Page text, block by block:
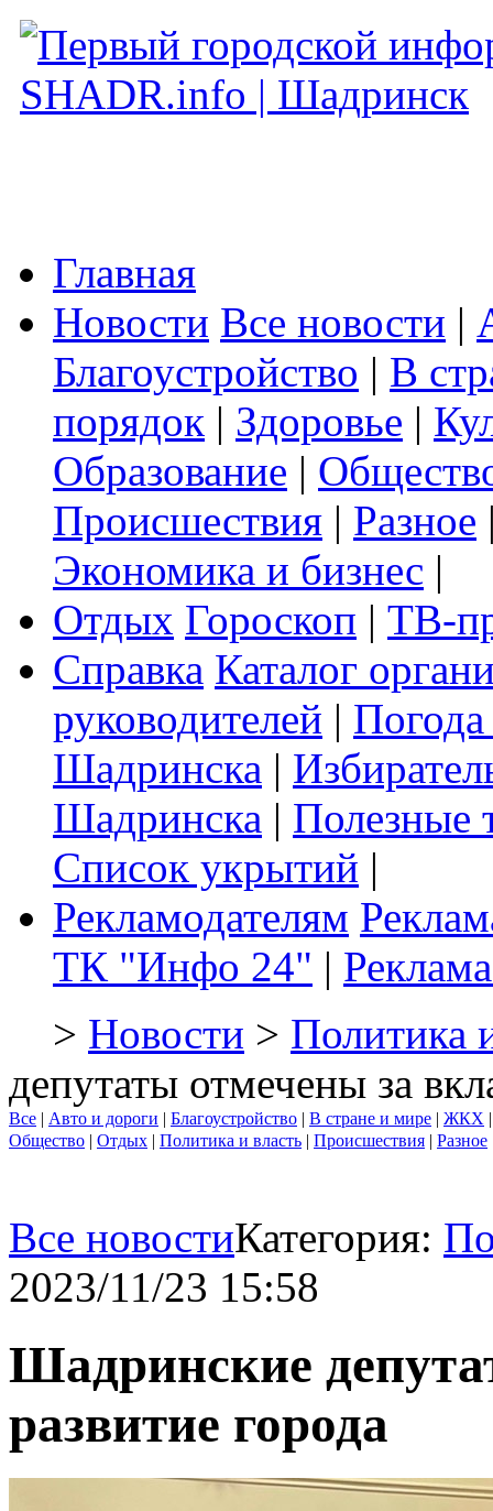
Главная
Новости Все новости |
Благоустройство | В
порядок | Здоровье |
Образование |
Происшествия | Разное
Экономика и бизнес |
Отдых Гороскоп | ТВ-
Справка Каталог
руководителей |
Шадринска |
Шадринска | Полезные
Список укрытий |
Рекламодателям
ТК "Инфо 24" |
> Новости > Политика
депутаты отмечены за
Все | Авто и дороги | Благоустройство | В стране и мире | ЖКХ
Общество | Отдых | Политика и власть | Происшествия | Разное
Все новостиКатегория:
2023/11/23 15:58
Шадринские
развитие города